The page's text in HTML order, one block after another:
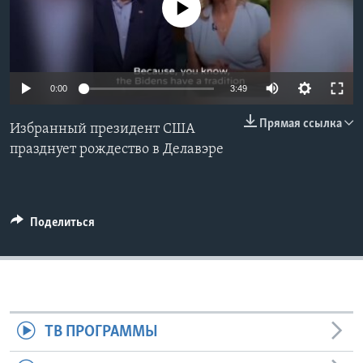
СОЦИАЛЬНЫЕ СЕТИ
Языки
No media source currently available
0:00 3:49
Прямая ссылка
Избранный президент США
празднует рождество в Делавэре
Поделиться
ТВ ПРОГРАММЫ